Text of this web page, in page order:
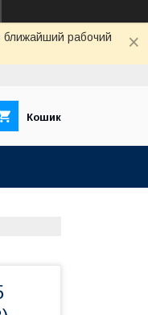
ближайший рабочий
Кошик